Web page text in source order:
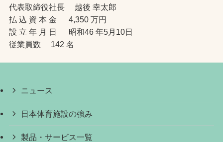
代表取締役社長 越後 幸太郎
払 込 資 本 金 4,350 万円
設 立 年 月 日 昭和46 年5月10日
従業員数 142 名
ニュース
日本体育施設の強み
製品・サービス一覧